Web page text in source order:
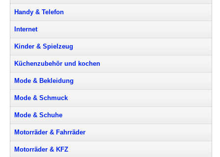
Handy & Telefon
Internet
Kinder & Spielzeug
Küchenzubehör und kochen
Mode & Bekleidung
Mode & Schmuck
Mode & Schuhe
Motorräder & Fahrräder
Motorräder & KFZ